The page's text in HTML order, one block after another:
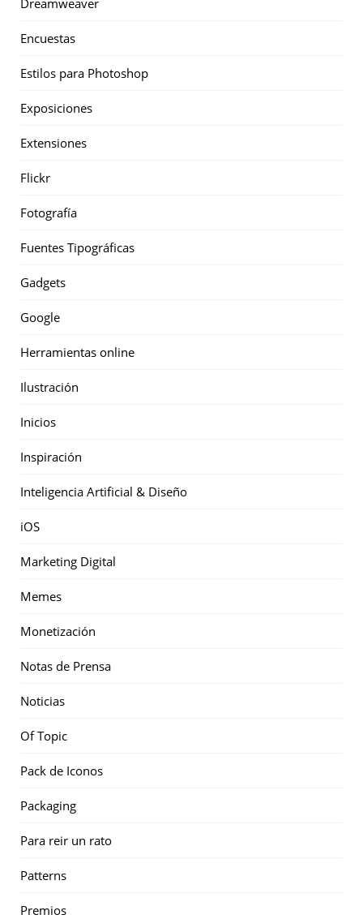
Encuestas
Estilos para Photoshop
Exposiciones
Extensiones
Flickr
Fotografía
Fuentes Tipográficas
Gadgets
Google
Herramientas online
Ilustración
Inicios
Inspiración
Inteligencia Artificial & Diseño
iOS
Marketing Digital
Memes
Monetización
Notas de Prensa
Noticias
Of Topic
Pack de Iconos
Packaging
Para reir un rato
Patterns
Premios